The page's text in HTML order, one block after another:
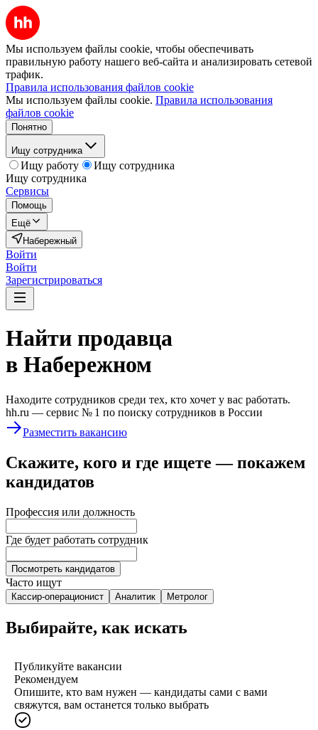
Мы используем файлы cookie, чтобы обеспечивать
правильную работу нашего веб-сайта и анализировать сетевой
трафик.
Правила использования файлов cookie
Мы используем файлы cookie. Правила использования
файлов cookie
Понятно
Ищу сотрудника
Ищу работу
Ищу сотрудника
Ищу сотрудника
Сервисы
Помощь
Ещё
Набережный
Войти
Войти
Зарегистрироваться
Найти продавца
в Набережном
Находите сотрудников среди тех, кто хочет у вас работать.
hh.ru — сервис № 1 по поиску сотрудников в России
Разместить вакансию
Скажите, кого и где ищете — покажем
кандидатов
Профессия или должность
Где будет работать сотрудник
Посмотреть кандидатов
Часто ищут
Кассир-операционист Аналитик Метролог
Выбирайте, как искать
Публикуйте вакансии
Рекомендуем
Опишите, кто вам нужен — кандидаты сами с вами
свяжутся, вам останется только выбрать